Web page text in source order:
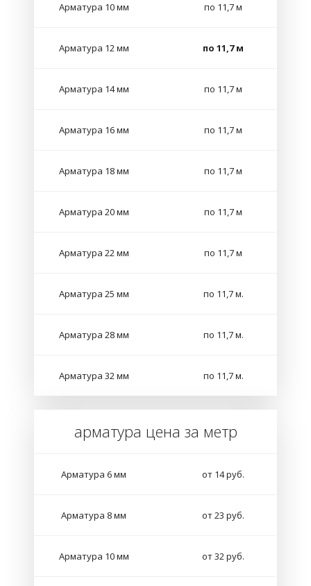
Арматура 10 мм по 11,7 м
Арматура 12 мм по 11,7 м
Арматура 14 мм по 11,7 м
Арматура 16 мм по 11,7 м
Арматура 18 мм по 11,7 м
Арматура 20 мм по 11,7 м
Арматура 22 мм по 11,7 м
Арматура 25 мм по 11,7 м.
Арматура 28 мм по 11,7 м.
Арматура 32 мм по 11,7 м.
арматура цена за метр
Арматура 6 мм от 14 руб.
Арматура 8 мм от 23 руб.
Арматура 10 мм от 32 руб.